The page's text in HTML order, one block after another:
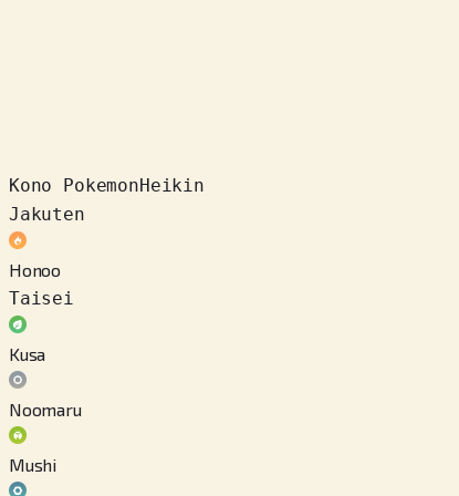
Kono PokemonHeikin
Jakuten
Honoo
Taisei
Kusa
Noomaru
Mushi